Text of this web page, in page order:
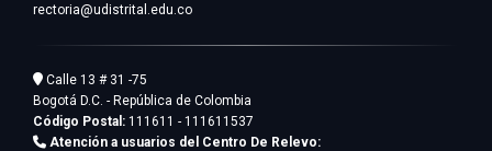
rectoria@udistrital.edu.co
Calle 13 # 31 -75
Bogotá D.C. - República de Colombia
Código Postal: 111611 - 111611537
Atención a usuarios del Centro De Relevo: